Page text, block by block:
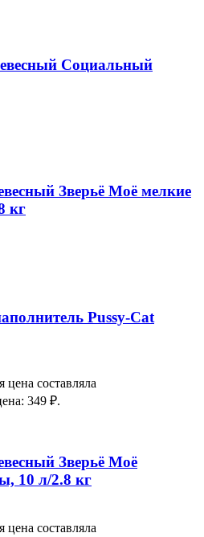
Социальный
Зверьё Моё мелкие
кг
Pussy-Cat
цена составляла
349 ₽.
Зверьё Моё
10 л/2.8 кг
цена составляла